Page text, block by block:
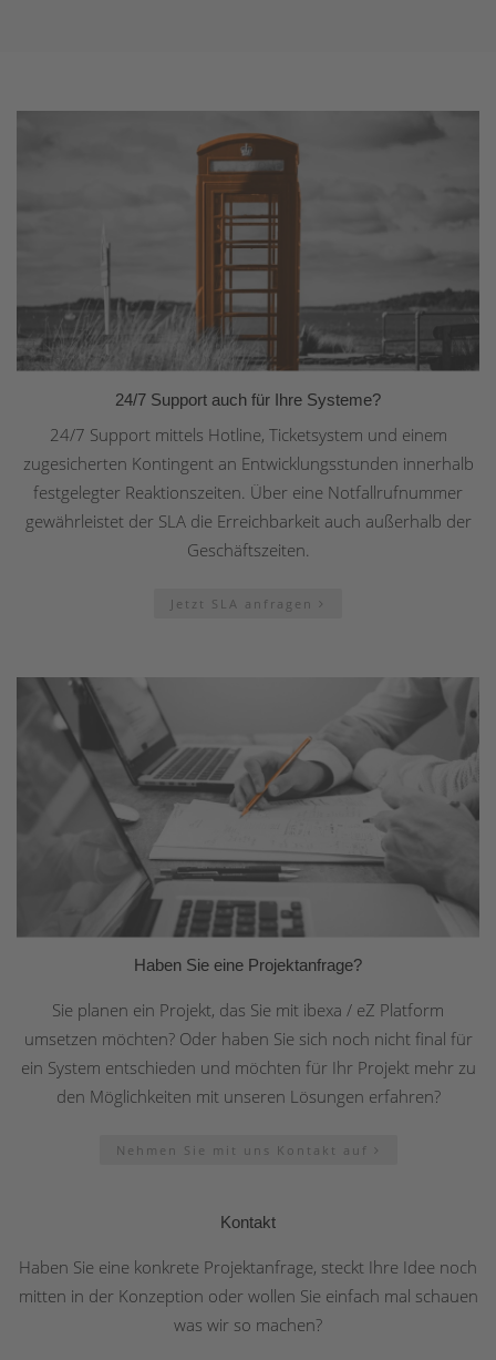
24/7 Support auch für Ihre Systeme?
24/7 Support mittels Hotline, Ticketsystem und einem
zugesicherten Kontingent an Entwicklungsstunden innerhalb
festgelegter Reaktionszeiten. Über eine Notfallrufnummer
gewährleistet der SLA die Erreichbarkeit auch außerhalb der
Geschäftszeiten.
Jetzt SLA anfragen
Haben Sie eine Projektanfrage?
Sie planen ein Projekt, das Sie mit ibexa / eZ Platform
umsetzen möchten? Oder haben Sie sich noch nicht final für
ein System entschieden und möchten für Ihr Projekt mehr zu
den Möglichkeiten mit unseren Lösungen erfahren?
Nehmen Sie mit uns Kontakt auf
Kontakt
Haben Sie eine konkrete Projektanfrage, steckt Ihre Idee noch
mitten in der Konzeption oder wollen Sie einfach mal schauen
was wir so machen?